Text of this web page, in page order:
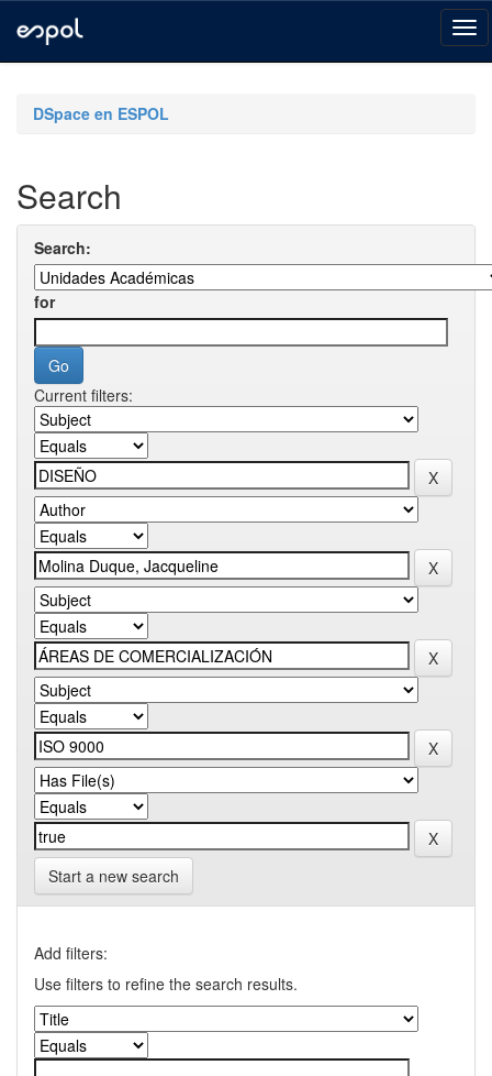
navigationDSpace en ESPOL
Search
Search:
for
Current filters:
Start a new search
Add filters:
Use filters to refine the search results.